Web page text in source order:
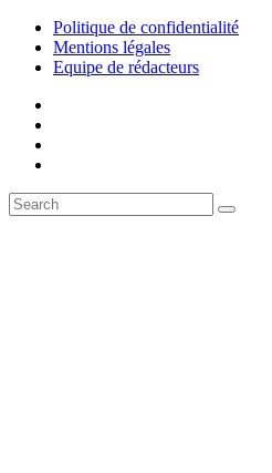
Politique de confidentialité
Mentions légales
Equipe de rédacteurs